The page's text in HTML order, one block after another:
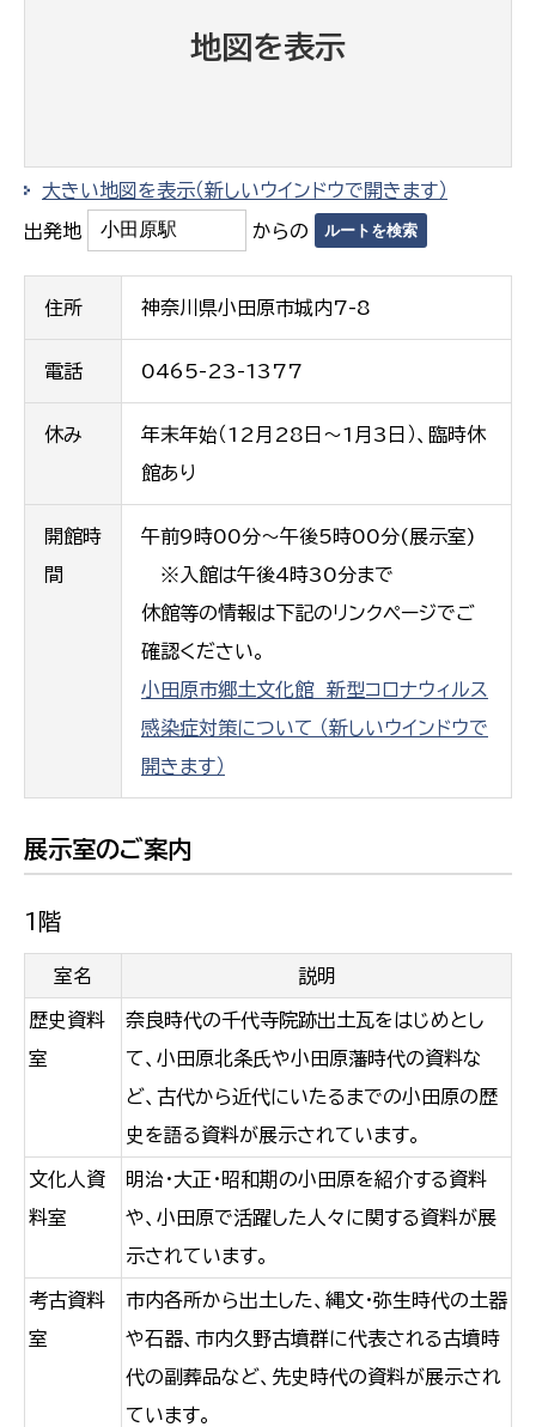
地図を表示
大きい地図を表示（新しいウインドウで開きます）
出発地 からの
住所 神奈川県小田原市城内7-8
電話 0465-23-1377
休み
年末年始（12月28日～1月3日）、臨時休
館あり
開館時
間
午前9時00分～午後5時00分(展示室)
※入館は午後4時30分まで
休館等の情報は下記のリンクページでご
確認ください。
小田原市郷土文化館 新型コロナウィルス
感染症対策について （新しいウインドウで
開きます）
展示室のご案内
1階
室名 説明
歴史資料
室
奈良時代の千代寺院跡出土瓦をはじめとし
て、小田原北条氏や小田原藩時代の資料な
ど、古代から近代にいたるまでの小田原の歴
史を語る資料が展示されています。
文化人資
料室
明治・大正・昭和期の小田原を紹介する資料
や、小田原で活躍した人々に関する資料が展
示されています。
考古資料
室
市内各所から出土した、縄文・弥生時代の土器
や石器、市内久野古墳群に代表される古墳時
代の副葬品など、先史時代の資料が展示され
ています。